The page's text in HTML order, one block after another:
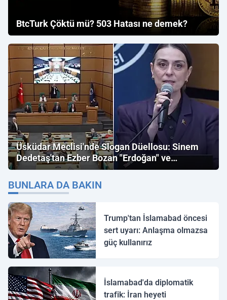
BtcTurk Çöktü mü? 503 Hatası ne demek?
Üsküdar Meclisi'nde Slogan Düellosu: Sinem
Dedetaş'tan Ezber Bozan "Erdoğan" ve
"İmamoğlu" Çıkışı!
BUNLARA DA BAKIN
Trump'tan İslamabad öncesi
sert uyarı: Anlaşma olmazsa
güç kullanırız
İslamabad'da diplomatik
trafik: İran heyeti